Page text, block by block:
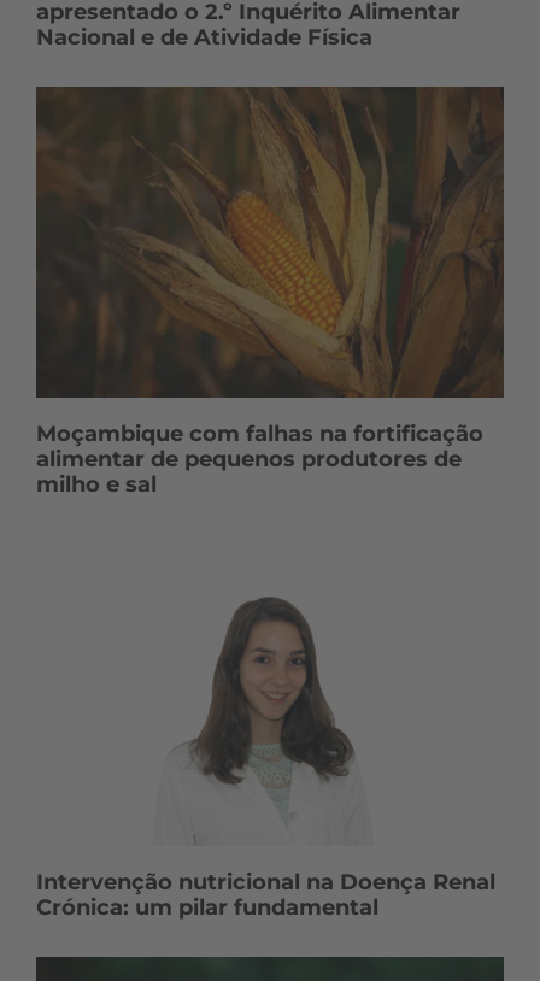
apresentado o 2.º Inquérito Alimentar
Nacional e de Atividade Física
Moçambique com falhas na fortificação
alimentar de pequenos produtores de
milho e sal
Intervenção nutricional na Doença Renal
Crónica: um pilar fundamental